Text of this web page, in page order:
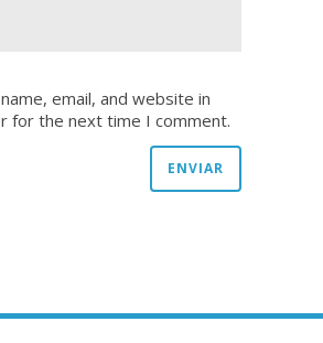
email, and website in
for the next time I comment.